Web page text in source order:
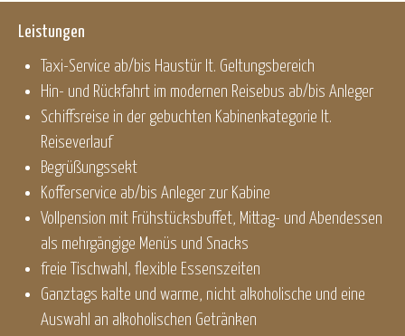
Leistungen
Taxi-Service ab/bis Haustür lt. Geltungsbereich
Hin- und Rückfahrt im modernen Reisebus ab/bis Anleger
Schiffsreise in der gebuchten Kabinenkategorie lt.
Reiseverlauf
Begrüßungssekt
Kofferservice ab/bis Anleger zur Kabine
Vollpension mit Frühstücksbuffet, Mittag- und Abendessen
als mehrgängige Menüs und Snacks
freie Tischwahl, flexible Essenszeiten
Ganztags kalte und warme, nicht alkoholische und eine
Auswahl an alkoholischen Getränken